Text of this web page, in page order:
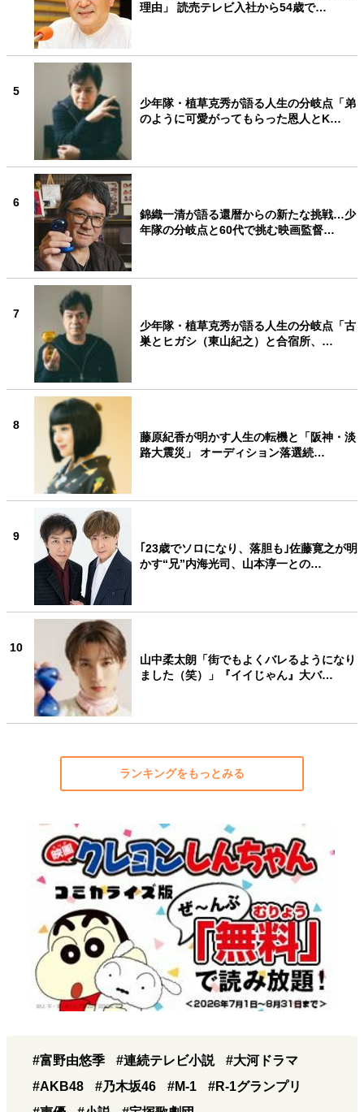
理由」 読売テレビ入社から54歳で…
5
少年隊・植草克秀が語る人生の分岐点「弟
のように可愛がってもらった恩人とK…
6
錦織一清が語る還暦からの新たな挑戦…少
年隊の分岐点と60代で挑む映画監督…
7
少年隊・植草克秀が語る人生の分岐点「古
巣とヒガシ（東山紀之）と合宿所、…
8
藤原紀香が明かす人生の転機と「阪神・淡
路大震災」 オーディション落選続…
9
｢23歳でソロになり、落胆も｣佐藤寛之が明
かす“兄”内海光司、山本淳一との…
10
山中柔太朗「街でもよくバレるようになり
ました（笑）」『イイじゃん』大バ…
ランキングをもっとみる
#富野由悠季 #連続テレビ小説
#大河ドラマ
#AKB48
#乃木坂46 #M-1
#R-1グランプリ